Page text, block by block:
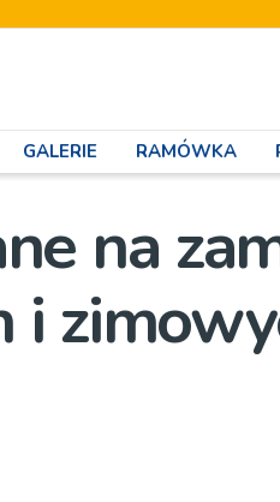
GALERIE RAMÓWKA
na
i